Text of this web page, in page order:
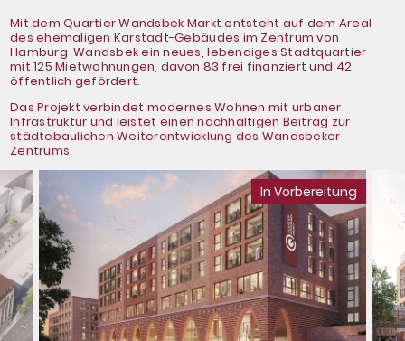
Mit dem Quartier Wandsbek Markt entsteht auf dem Areal
des ehemaligen Karstadt-Gebäudes im Zentrum von
Hamburg-Wandsbek ein neues, lebendiges Stadtquartier
mit 125 Mietwohnungen, davon 83 frei finanziert und 42
öffentlich gefördert.
Das Projekt verbindet modernes Wohnen mit urbaner
Infrastruktur und leistet einen nachhaltigen Beitrag zur
städtebaulichen Weiterentwicklung des Wandsbeker
Zentrums.
In Vorbereitung